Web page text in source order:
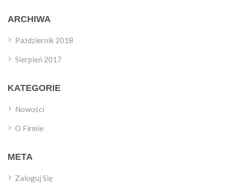
ARCHIWA
Październik 2018
Sierpień 2017
KATEGORIE
Nowości
O Firmie
META
Zaloguj Się